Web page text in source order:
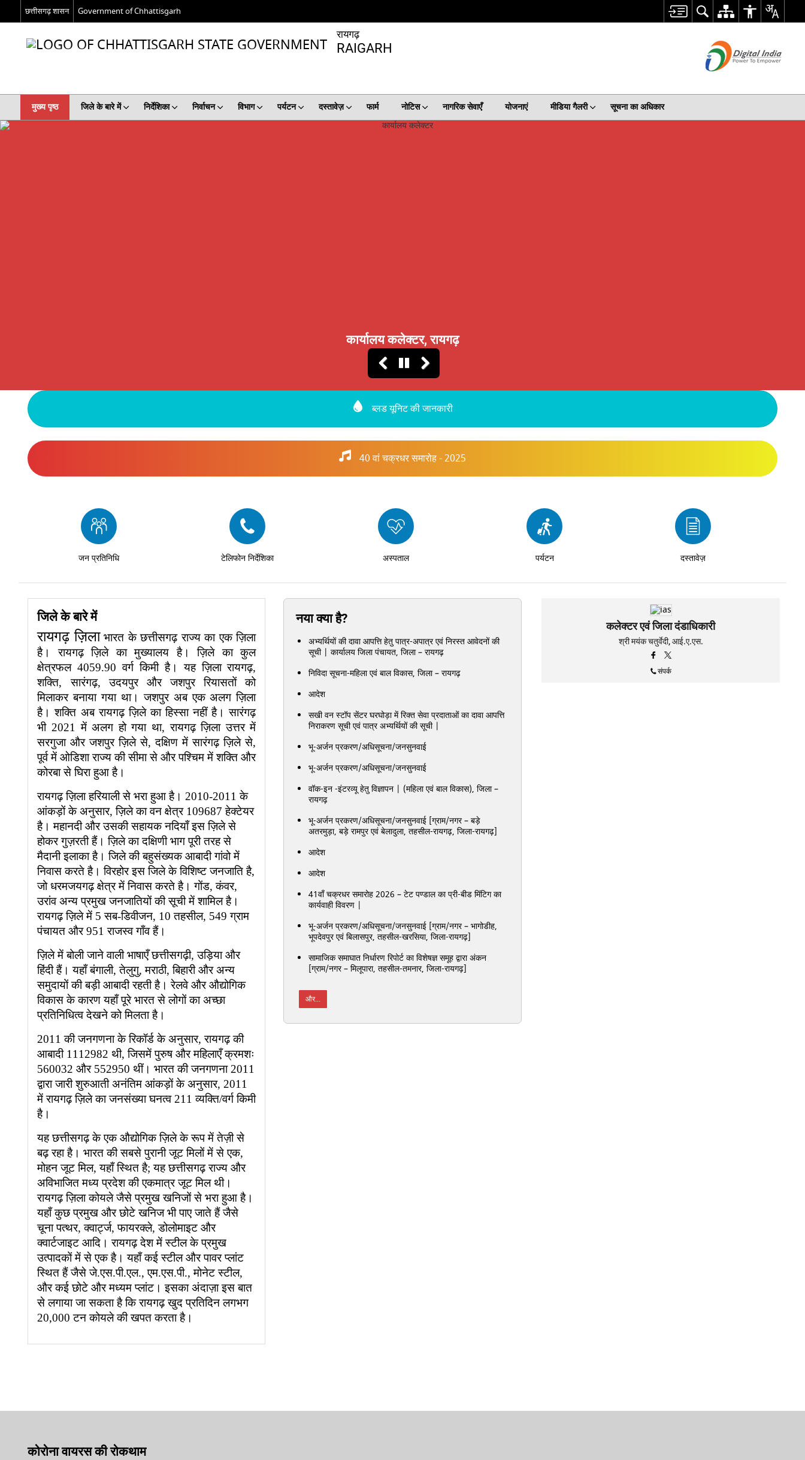
छत्तीसगढ़ शासन Government of Chhattisgarh
रायगढ़
RAIGARH
मुख्य पृष्ठ जिले के बारे में निर्देशिका निर्वाचन विभाग पर्यटन दस्तावेज़ फार्म नोटिस नागरिक सेवाएँ योजनाएं मीडिया गैलरी सूचना का अधिकार
मेडिकल कॉलेज
ब्लड यूनिट की जानकारी
40 वां चक्रधर समारोह - 2025
जन प्रतिनिधि टेलिफोन निर्देशिका अस्पताल पर्यटन दस्तावेज़
जिले के बारे में
रायगढ़ ज़िलाभारत के छत्तीसगढ़ राज्य का एक ज़िला
है। रायगढ़ ज़िले का मुख्यालय है। ज़िले का कुल
क्षेत्रफल 4059.90 वर्ग किमी है। यह ज़िला रायगढ़,
शक्ति, सारंगढ़, उदयपुर और जशपुर रियासतों को
मिलाकर बनाया गया था। जशपुर अब एक अलग ज़िला
है। शक्ति अब रायगढ़ ज़िले का हिस्सा नहीं है। सारंगढ़
भी 2021 में अलग हो गया था, रायगढ़ ज़िला उत्तर में
सरगुजा और जशपुर ज़िले से, दक्षिण में सारंगढ़ ज़िले से,
पूर्व में ओडिशा राज्य की सीमा से और पश्चिम में शक्ति और
कोरबा से घिरा हुआ है।
रायगढ़ ज़िला हरियाली से भरा हुआ है। 2010-2011 के
आंकड़ों के अनुसार, ज़िले का वन क्षेत्र 109687 हेक्टेयर
है। महानदी और उसकी सहायक नदियाँ इस ज़िले से
होकर गुज़रती हैं। ज़िले का दक्षिणी भाग पूरी तरह से
मैदानी इलाका है। जिले की बहुसंख्यक आबादी गांवो में
निवास करते है। विरहोर इस जिले के विशिष्ट जनजाति है,
जो धरमजयगढ़ क्षेत्र में निवास करते है। गोंड, कंवर,
उरांव अन्य प्रमुख जनजातियों की सूची में शामिल है।
रायगढ़ ज़िले में 5 सब-डिवीजन, 10 तहसील, 549 ग्राम
पंचायत और 951 राजस्व गाँव हैं।
ज़िले में बोली जाने वाली भाषाएँ छत्तीसगढ़ी, उड़िया और
हिंदी हैं। यहाँ बंगाली, तेलुगु, मराठी, बिहारी और अन्य
समुदायों की बड़ी आबादी रहती है। रेलवे और औद्योगिक
विकास के कारण यहाँ पूरे भारत से लोगों का अच्छा
प्रतिनिधित्व देखने को मिलता है।
2011 की जनगणना के रिकॉर्ड के अनुसार, रायगढ़ की
आबादी 1112982 थी, जिसमें पुरुष और महिलाएँ क्रमशः
560032 और 552950 थीं। भारत की जनगणना 2011
द्वारा जारी शुरुआती अनंतिम आंकड़ों के अनुसार, 2011
में रायगढ़ ज़िले का जनसंख्या घनत्व 211 व्यक्ति/वर्ग किमी
है।
यह छत्तीसगढ़ के एक औद्योगिक ज़िले के रूप में तेज़ी से
बढ़ रहा है। भारत की सबसे पुरानी जूट मिलों में से एक,
मोहन जूट मिल, यहाँ स्थित है; यह छत्तीसगढ़ राज्य और
अविभाजित मध्य प्रदेश की एकमात्र जूट मिल थी।
रायगढ़ ज़िला कोयले जैसे प्रमुख खनिजों से भरा हुआ है।
यहाँ कुछ प्रमुख और छोटे खनिज भी पाए जाते हैं जैसे
चूना पत्थर, क्वार्ट्ज, फायरक्ले, डोलोमाइट और
क्वार्टजाइट आदि। रायगढ़ देश में स्टील के प्रमुख
उत्पादकों में से एक है। यहाँ कई स्टील और पावर प्लांट
स्थित हैं जैसे जे.एस.पी.एल., एम.एस.पी., मोनेट स्टील,
और कई छोटे और मध्यम प्लांट। इसका अंदाज़ा इस बात
से लगाया जा सकता है कि रायगढ़ खुद प्रतिदिन लगभग
20,000 टन कोयले की खपत करता है।
नया क्या है?
अभ्यर्थियों की दावा आपत्ति हेतु पात्र-अपात्र एवं निरस्त आवेदनों की
सूची | कार्यालय जिला पंचायत, जिला – रायगढ़
निविदा सूचना-महिला एवं बाल विकास, जिला – रायगढ़
आदेश
सखी वन स्टॉप सेंटर घरघोड़ा में रिक्त सेवा प्रदाताओं का दावा आपत्ति
निराकरण सूची एवं पात्र अभ्यर्थियों की सूची |
भू-अर्जन प्रकरण/अधिसूचना/जनसुनवाई
भू-अर्जन प्रकरण/अधिसूचना/जनसुनवाई
वॉक-इन -इंटरव्यू हेतु विज्ञापन | (महिला एवं बाल विकास), जिला –
रायगढ़
भू-अर्जन प्रकरण/अधिसूचना/जनसुनवाई [ग्राम/नगर – बड़े
अतरमुड़ा, बड़े रामपुर एवं बेलादुला, तहसील-रायगढ़, जिला-रायगढ़]
आदेश
आदेश
41वाँ चक्रधर समारोह 2026 – टेट पण्‍डाल का प्री-बीड मि‍ंटिग का
कार्यवाही विवरण |
भू-अर्जन प्रकरण/अधिसूचना/जनसुनवाई [ग्राम/नगर – भागोडीह,
भूपदेवपुर एवं बिलासपुर, तहसील-खरसिया, जिला-रायगढ़]
सामाजिक समाघात निर्धारण रिपोर्ट का विशेषज्ञ समूह द्वारा अंकन
[ग्राम/नगर – मिलूपारा, तहसील-तमनार, जिला-रायगढ़]
और...
कलेक्टर एवं जिला दंडाधिकारी
श्री मयंक चतुर्वेदी, आई.ए.एस.
संपर्क
कोरोना वायरस की रोकथाम